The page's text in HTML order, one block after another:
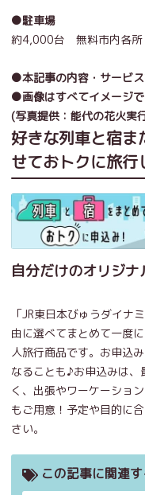
●駐車場
約4,000台 無料市内各所
●本記事の内容・サービス
●画像はすべてイメージで
(写真提供： 能代の花火実
好きな列車と宿ま
せておトクに旅行
自分だけのオリジ
「JR東日本びゅうダイナ
由に選べてまとめて一度
人旅行商品です。お申込
なることも♪お申込みは、
く、出張やワーケーショ
もご用意！予定や目的に
さい。
この記事に関連